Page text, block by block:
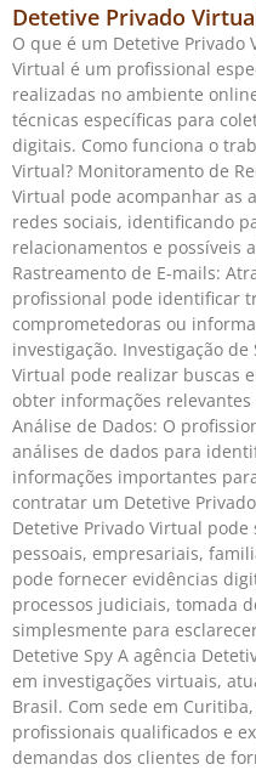
Detetive Privado
O que é um Detetive Privado
Virtual é um profissional
realizadas no ambiente
técnicas específicas para
digitais. Como funciona o
Virtual? Monitoramento de
Virtual pode acompanhar as
redes sociais, identificando
relacionamentos e possíveis
Rastreamento de E-mails:
profissional pode identificar
comprometedoras ou
investigação. Investigação
Virtual pode realizar buscas
obter informações
Análise de Dados: O
análises de dados para
informações importantes
contratar um Detetive
Detetive Privado Virtual
pessoais, empresariais,
pode fornecer evidências
processos judiciais, tomada
simplesmente para
Detetive Spy A agência
em investigações virtuais,
Brasil. Com sede em
profissionais qualificados e
demandas dos clientes de